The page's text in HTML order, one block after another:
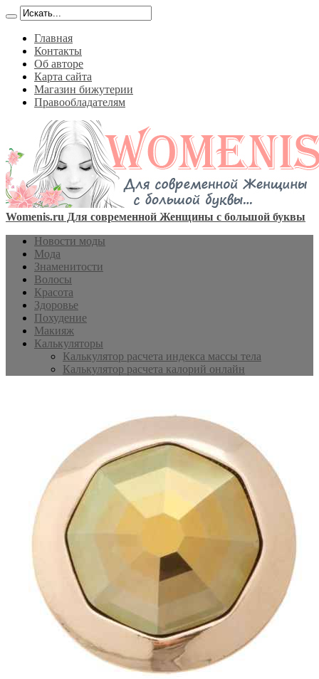
Главная
Контакты
Об авторе
Карта сайта
Магазин бижутерии
Правообладателям
Womenis.ru Для современной Женщины с большой буквы
Новости моды
Мода
Знаменитости
Волосы
Красота
Здоровье
Похудение
Макияж
Калькуляторы
Калькулятор расчета индекса массы тела
Калькулятор расчета калорий онлайн